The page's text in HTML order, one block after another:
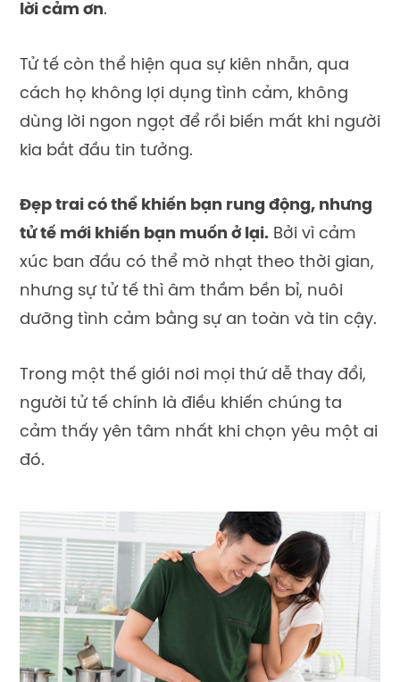
lời cảm ơn.
Tử tế còn thể hiện qua sự kiên nhẫn, qua
cách họ không lợi dụng tình cảm, không
dùng lời ngon ngọt để rồi biến mất khi người
kia bắt đầu tin tưởng.
Đẹp trai có thể khiến bạn rung động, nhưng
tử tế mới khiến bạn muốn ở lại. Bởi vì cảm
xúc ban đầu có thể mờ nhạt theo thời gian,
nhưng sự tử tế thì âm thầm bền bỉ, nuôi
dưỡng tình cảm bằng sự an toàn và tin cậy.
Trong một thế giới nơi mọi thứ dễ thay đổi,
người tử tế chính là điều khiến chúng ta
cảm thấy yên tâm nhất khi chọn yêu một ai
đó.